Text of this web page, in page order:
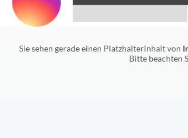
Sie sehen gerade einen Platzhalterinhalt von
Bitte beachten